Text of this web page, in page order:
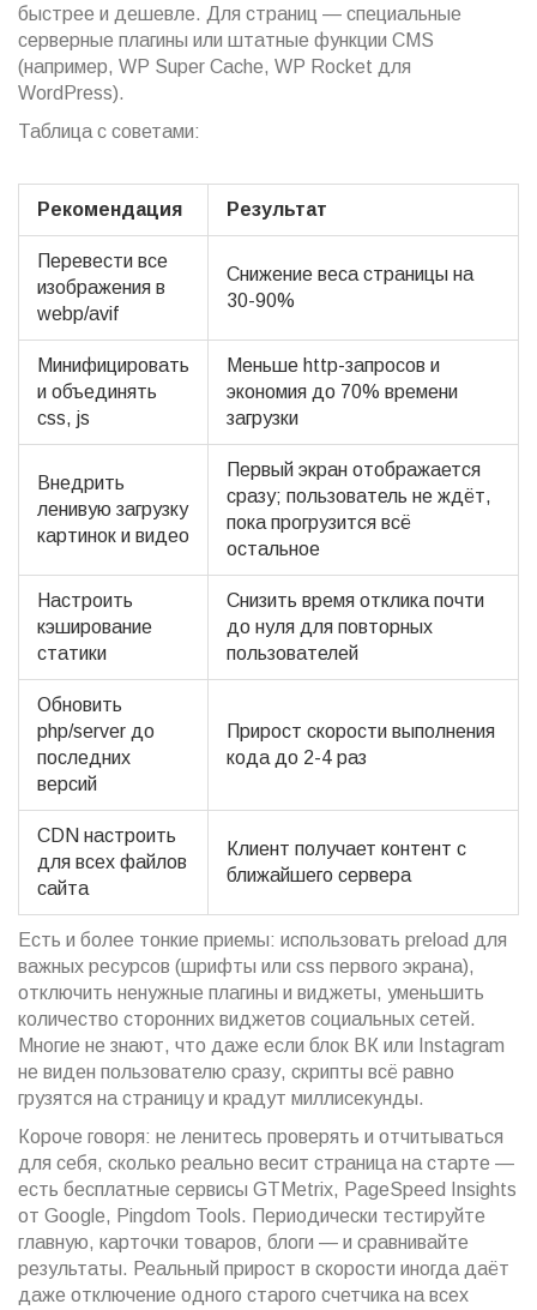
быстрее и дешевле. Для страниц — специальные
серверные плагины или штатные функции CMS
(например, WP Super Cache, WP Rocket для
WordPress).
Таблица с советами:
Рекомендация Результат
Перевести все
изображения в
webp/avif
Снижение веса страницы на
30-90%
Минифицировать
и объединять
css, js
Меньше http-запросов и
экономия до 70% времени
загрузки
Внедрить
ленивую загрузку
картинок и видео
Первый экран отображается
сразу; пользователь не ждёт,
пока прогрузится всё
остальное
Настроить
кэширование
статики
Снизить время отклика почти
до нуля для повторных
пользователей
Обновить
php/server до
последних
версий
Прирост скорости выполнения
кода до 2-4 раз
CDN настроить
для всех файлов
сайта
Клиент получает контент с
ближайшего сервера
Есть и более тонкие приемы: использовать preload для
важных ресурсов (шрифты или css первого экрана),
отключить ненужные плагины и виджеты, уменьшить
количество сторонних виджетов социальных сетей.
Многие не знают, что даже если блок ВК или Instagram
не виден пользователю сразу, скрипты всё равно
грузятся на страницу и крадут миллисекунды.
Короче говоря: не ленитесь проверять и отчитываться
для себя, сколько реально весит страница на старте —
есть бесплатные сервисы GTMetrix, PageSpeed Insights
от Google, Pingdom Tools. Периодически тестируйте
главную, карточки товаров, блоги — и сравнивайте
результаты. Реальный прирост в скорости иногда даёт
даже отключение одного старого счетчика на всех